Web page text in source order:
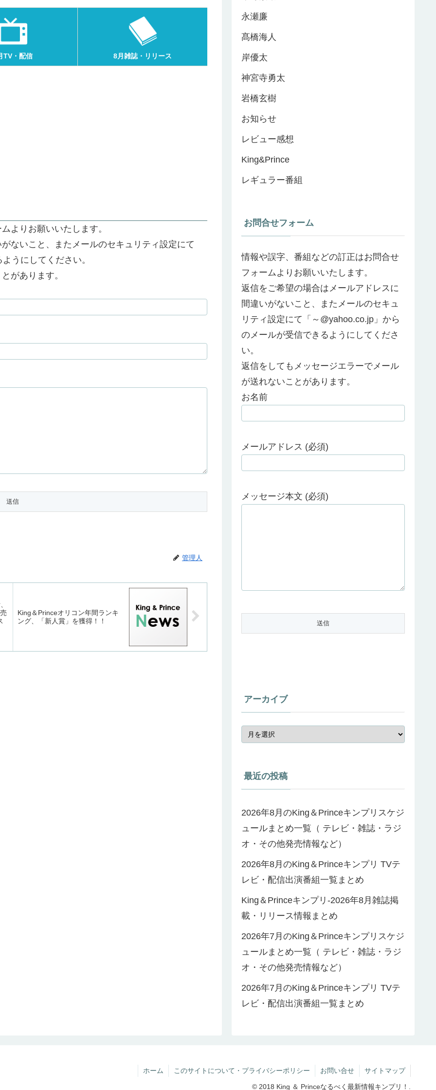
TV・配信 8月雑誌・リリース
よりお願いいたします。
ないこと、またメールのセキュリティ設定にて
うにしてください。
があります。
管理人
King＆Princeオリコン年間ランキ
ング、「新人賞」を獲得！！
永瀬廉
髙橋海人
岸優太
神宮寺勇太
岩橋玄樹
お知らせ
レビュー感想
King&Prince
レギュラー番組
お問合せフォーム
情報や誤字、番組などの訂正はお問合せ
フォームよりお願いいたします。
返信をご希望の場合はメールアドレスに
間違いがないこと、またメールのセキュ
リティ設定にて「～@yahoo.co.jp」から
のメールが受信できるようにしてくださ
い。
返信をしてもメッセージエラーでメール
が送れないことがあります。
お名前
メールアドレス (必須)
メッセージ本文 (必須)
アーカイブ
最近の投稿
2026年8月のKing＆Princeキンプリスケジ
ュールまとめ一覧（ テレビ・雑誌・ラジ
オ・その他発売情報など）
2026年8月のKing＆Princeキンプリ TVテ
レビ・配信出演番組一覧まとめ
King＆Princeキンプリ-2026年8月雑誌掲
載・リリース情報まとめ
2026年7月のKing＆Princeキンプリスケジ
ュールまとめ一覧（ テレビ・雑誌・ラジ
オ・その他発売情報など）
2026年7月のKing＆Princeキンプリ TVテ
レビ・配信出演番組一覧まとめ
ホーム このサイトについて・プライバシーポリシー お問い合せ サイトマップ
© 2018 King ＆ Princeなるべく最新情報キンプリ！.